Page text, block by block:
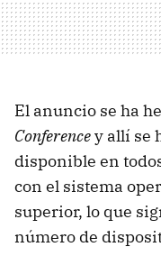
El anuncio se ha
Conferencey allí se
disponible en
con el sistema
superior, lo que
número de